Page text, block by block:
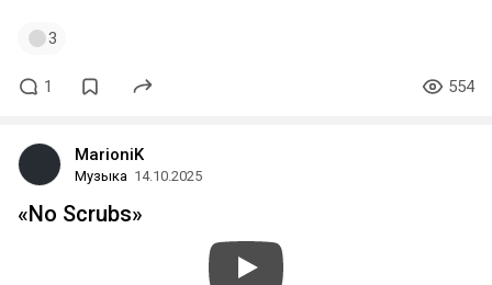
3
1 554
MarioniK
Музыка 14.10.2025
«No Scrubs»